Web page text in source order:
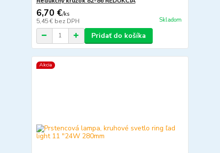
6,70 €/ks
5,45 € bez DPH Skladom
Pridať do košíka
Akcia